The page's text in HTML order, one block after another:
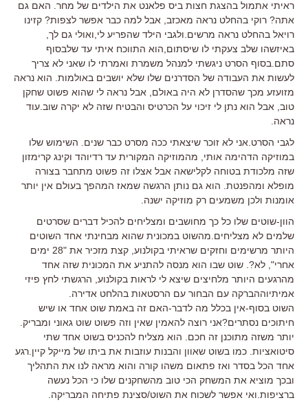
ראיתי אתמול בהצגת חצות ביס פלאנט את הילדים של מחר. האם גם
אתה? רוקי בהחלט נראה מאכזב, אבל למה כבר אפשר לצפות? קזינו
רויאל בהחלט נראה מרשים.ולגבי הילד שהפריע לי,ואולי גם לך,
באיזשהו שלב צעקתי לו שיסתום,הוא התווכח איתי עד שלבסוף
סתם.בסוף הסרט ניגשתי למנהל משמרת ואמרתי לו שאני לא צריך
לעשות את העבודה של הסדרנים שלו שלא יושבים באולמות. הוא נראה
מזועזע מכך שהסדרן לא היה באולם, אבל נראה לי שהוא פשוט שחקן
טוב, אבל הוא נתן לי זיכוי על הכרטיס והבטיח שזה לא יקרה שוב.עוד
נראה.
לגבי הסרט.אני לא זוכר שיצאתי ככה מסרט כבר שנים. השימוש שלו
במוזיקה הדהימה אותי, מהמוזיקה המקורית עד רדיוהד וקינג קרימזון
שזה מלכודת בטוחה לקלישאה אבל אצלו זה פשוט מתחבר בצורה
מופלא ומהפנטת. הוא גם נותן הרגשה שמאז המהפך בעולם אין יותר
אומנות ולכן משמעים רק מוזיקה ישנה.
הוון-שוטים שלו כל כך מחושבים ומצליחים להכיל דברים שסרטים
שלמים לא מצליחים.מהשוט במכונית שהוא מבחינתי אחד השוטים
היותר מרשימים וחזקים שראיתי בקולנוע, קצת מזכיר את "28 ימים
אחרי", לא?. שוט שבו הוא מנסה להתניע את המכונית שזה אחד
מהרגעים היותר מלחיצים שיצא לי לראות בקולנוע, הרגשתי לחץ פיזי
אמיתיוההברקה עם הבחור עם הרסטאות בהלחט אדירה.
השוט בסוף-אין בכלל מה לדבר-האם זה באמת שוט אחד או שיש
חיתוכים נסתרים?אני רוצה להאמין שאין וזה פשוט שוט גאוני ומבריק.
יותר משזה מתוכנן זה חכם. הוא מצליח להכניס בשוט אחד שתי
סיטואציות. כמו בשוט שאוון והבנות עוזבות את ביתו של מייקל קיין.רגע
אחד הכל בסדר ואז פתאום משהו קורה והוא מראה לנו את התהליך
ובכך מוציא את המשחק הכי טוב מהשחקנים שלו כי הכל נעשה
ברציפות.ואי אפשר לשכוח את השוט/סצינת פתיחה המבריקה.